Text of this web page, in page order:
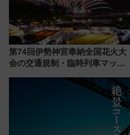
第74回伊勢神宮奉納全国花火大
会の交通規制・臨時列車マッ